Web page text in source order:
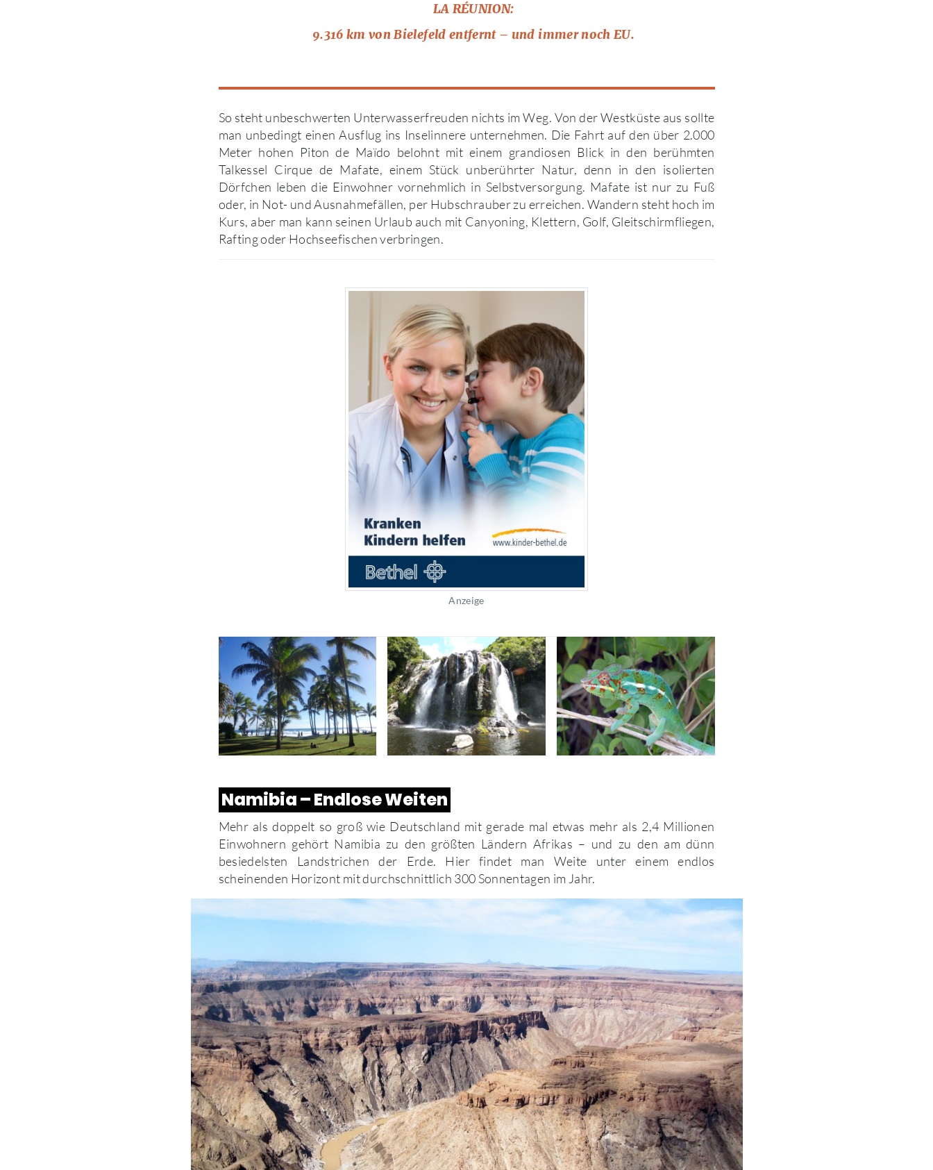
LA RÉUNION:
9.316 km von Bielefeld entfernt – und immer noch EU.
So steht unbeschwerten Unterwasserfreuden nichts im Weg. Von der Westküste aus sollte
man unbedingt einen Ausflug ins Inselinnere unternehmen. Die Fahrt auf den über 2.000
Meter hohen Piton de Maïdo belohnt mit einem grandiosen Blick in den berühmten
Talkessel Cirque de Mafate, einem Stück unberührter Natur, denn in den isolierten
Dörfchen leben die Einwohner vornehmlich in Selbstversorgung. Mafate ist nur zu Fuß
oder, in Not- und Ausnahmefällen, per Hubschrauber zu erreichen. Wandern steht hoch im
Kurs, aber man kann seinen Urlaub auch mit Canyoning, Klettern, Golf, Gleitschirmfliegen,
Rafting oder Hochseefischen verbringen.
Anzeige
Namibia – Endlose Weiten
Mehr als doppelt so groß wie Deutschland mit gerade mal etwas mehr als 2,4 Millionen
Einwohnern gehört Namibia zu den größten Ländern Afrikas – und zu den am dünn
besiedelsten Landstrichen der Erde. Hier findet man Weite unter einem endlos
scheinenden Horizont mit durchschnittlich 300 Sonnentagen im Jahr.